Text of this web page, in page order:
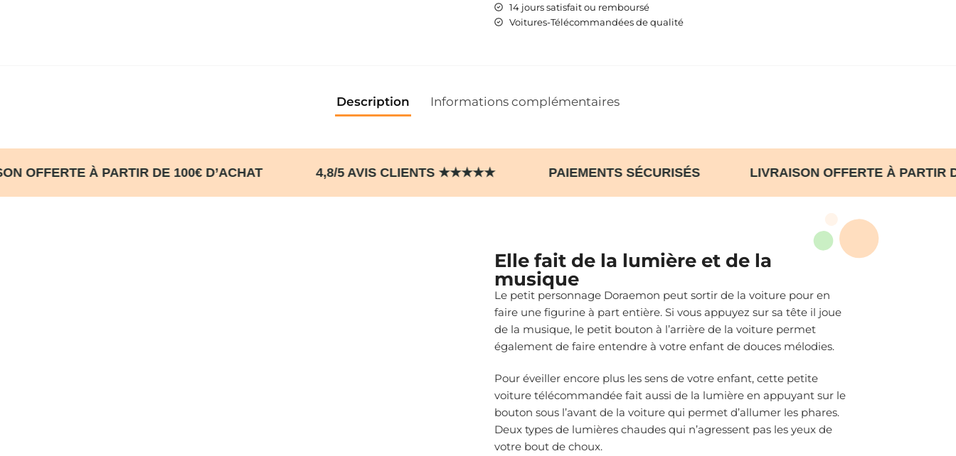
14 jours satisfait ou remboursé
Voitures-Télécommandées de qualité
Description Informations complémentaires
OFFERTE À PARTIR DE 100€ D’ACHAT 4,8/5 AVIS CLIENTS ★★★★★ PAIEMENTS SÉCURISÉS LIVRAISON OFFERTE À
Elle fait de la lumière et de la
musique
Le petit personnage Doraemon peut sortir de la voiture pour en
faire une figurine à part entière. Si vous appuyez sur sa tête il joue
de la musique, le petit bouton à l’arrière de la voiture permet
également de faire entendre à votre enfant de douces mélodies.
Pour éveiller encore plus les sens de votre enfant, cette petite
voiture télécommandée fait aussi de la lumière en appuyant sur le
bouton sous l’avant de la voiture qui permet d’allumer les phares.
Deux types de lumières chaudes qui n’agressent pas les yeux de
votre bout de choux.